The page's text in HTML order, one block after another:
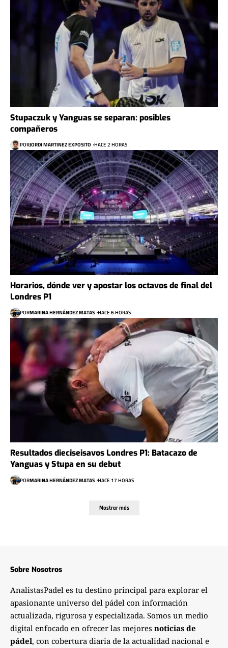
Stupaczuk y Yanguas se separan: posibles
compañeros
PORJORDI MARTINEZ EXPOSITO HACE 2 HORAS
Horarios, dónde ver y apostar los octavos de final del
Londres P1
PORMARINA HERNÁNDEZ MATAS HACE 6 HORAS
Resultados dieciseisavos Londres P1: Batacazo de
Yanguas y Stupa en su debut
PORMARINA HERNÁNDEZ MATAS HACE 17 HORAS
Mostrar más
Sobre Nosotros
AnalistasPadel es tu destino principal para explorar el
apasionante universo del pádel con información
actualizada, rigurosa y especializada. Somos un medio
digital enfocado en ofrecer las mejores noticias de
pádel, con cobertura diaria de la actualidad nacional e